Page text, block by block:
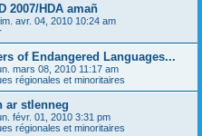
2007/HDA amañ
avr. 04, 2010 10:24 am
of Endangered Languages...
mars 08, 2010 11:17 am
régionales et minoritaires
ar stlenneg
févr. 01, 2010 3:31 pm
régionales et minoritaires